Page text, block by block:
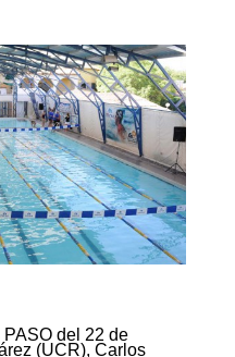
del 22 de
(UCR), Carlos